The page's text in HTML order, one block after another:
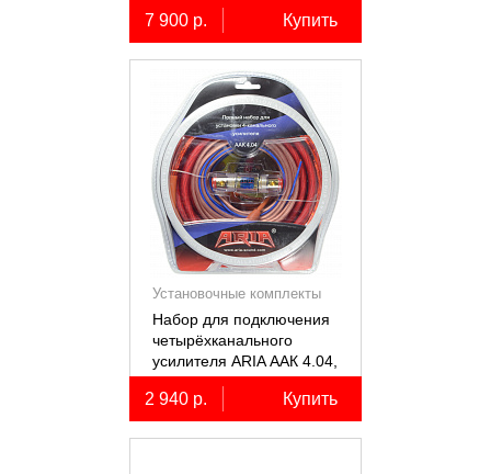
7 900 р. Купить
Установочные комплекты
(КИТы)
Набор для подключения
четырёхканального
усилителя ARIA ААК 4.04,
4AWG, miniANL 60А,
омедненный алюминий
(ССА)
2 940 р. Купить